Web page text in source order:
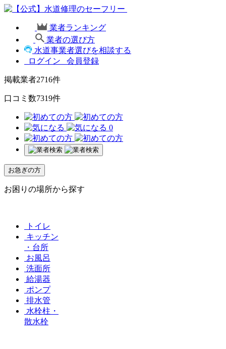
業者ランキング
業者の選び方
水道事業者選びを相談する
ログイン
会員登録
掲載業者2716件
口コミ数7319件
0
お急ぎの方
お困りの場所から探す
トイレ
キッチン
・台所
お風呂
洗面所
給湯器
ポンプ
排水管
水栓柱・
散水栓